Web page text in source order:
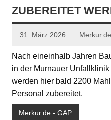
ZUBEREITET
31. März 2026
Nach eineinhalb Jahren
in der Murnauer
werden hier bald 2200
Personal zubereitet.
Merkur.de - GAP